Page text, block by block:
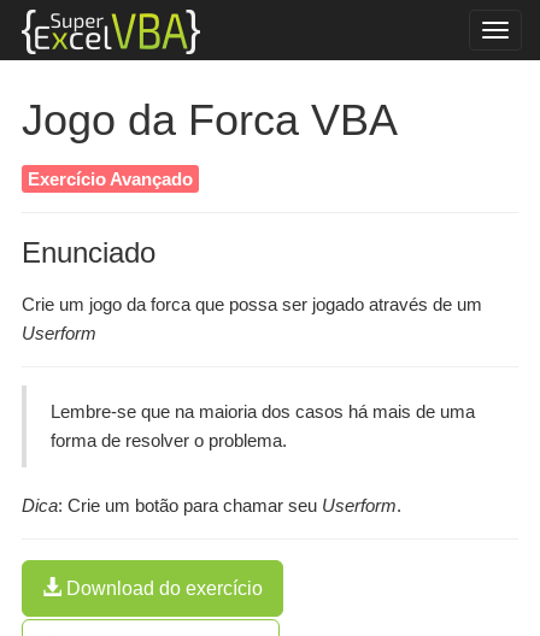
Jogo da Forca VBA
Exercício Avançado
Enunciado
Crie um jogo da forca que possa ser jogado através de um
Userform
Lembre-se que na maioria dos casos há mais de uma
forma de resolver o problema.
Dica: Crie um botão para chamar seu Userform.
Download do exercício